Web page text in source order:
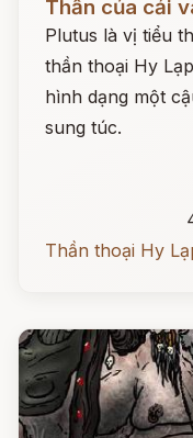
Thần của cải
Plutus là vị tiểu
thần thoại Hy
hình dạng một
sung túc.
Thần thoại Hy